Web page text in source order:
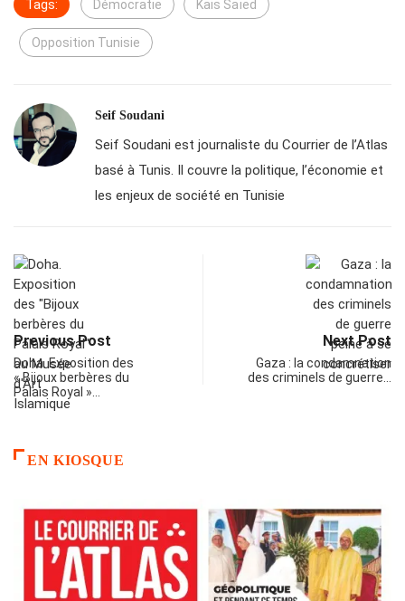
Tags: Démocratie Kais Saïed
Opposition Tunisie
Seif Soudani
Seif Soudani est journaliste du Courrier de l’Atlas
basé à Tunis. Il couvre la politique, l’économie et
les enjeux de société en Tunisie
Previous Post
Doha. Exposition des
« Bijoux berbères du
Palais Royal »…
Next Post
Gaza : la condamnation
des criminels de guerre…
EN KIOSQUE